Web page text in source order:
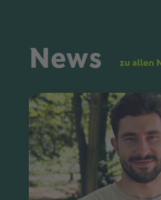
News zu allen